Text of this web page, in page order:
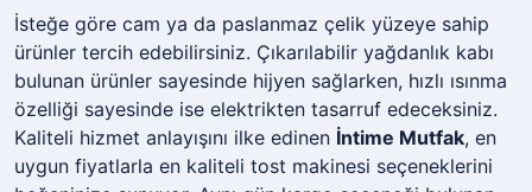
İsteğe göre cam ya da paslanmaz çelik yüzeye sahip
ürünler tercih edebilirsiniz. Çıkarılabilir yağdanlık kabı
bulunan ürünler sayesinde hijyen sağlarken, hızlı ısınma
özelliği sayesinde ise elektrikten tasarruf edeceksiniz.
Kaliteli hizmet anlayışını ilke edinen İntime Mutfak, en
uygun fiyatlarla en kaliteli tost makinesi seçeneklerini